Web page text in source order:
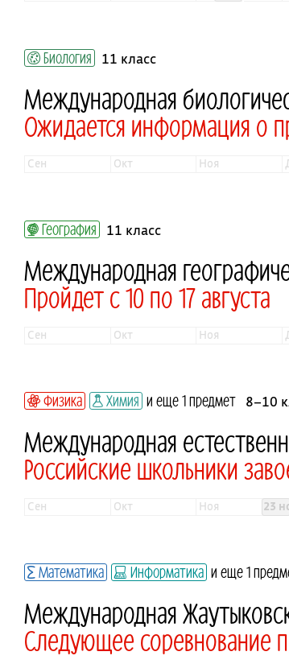
Биология 11 класс
Международная
Ожидается информация о
сен окт ноя
География 11 класс
Международная
Пройдет с 10 по 17 августа
сен окт ноя
Физика Химия и еще 1 предмет 8–10
Международная
Российские школьники
сен окт ноя 23
Математика Информатика и еще 1
Международная
Следующее соревнование